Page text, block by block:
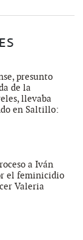
presunto
de la
llevaba
en Saltillo:
a Iván
el feminicidio
Valeria